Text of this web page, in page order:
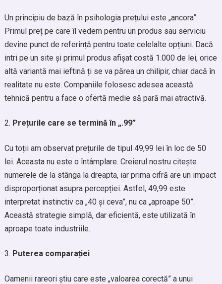
Un principiu de bază în psihologia prețului este „ancora”.
Primul preț pe care îl vedem pentru un produs sau serviciu
devine punct de referință pentru toate celelalte opțiuni. Dacă
intri pe un site și primul produs afișat costă 1.000 de lei, orice
altă variantă mai ieftină ți se va părea un chilipir, chiar dacă în
realitate nu este. Companiile folosesc adesea această
tehnică pentru a face o ofertă medie să pară mai atractivă.
Prețurile care se termină în „.99”
Cu toții am observat prețurile de tipul 49,99 lei în loc de 50
lei. Aceasta nu este o întâmplare. Creierul nostru citește
numerele de la stânga la dreapta, iar prima cifră are un impact
disproporționat asupra percepției. Astfel, 49,99 este
interpretat instinctiv ca „40 și ceva”, nu ca „aproape 50”.
Această strategie simplă, dar eficientă, este utilizată în
aproape toate industriile.
Puterea comparației
Oamenii rareori știu care este „valoarea corectă” a unui